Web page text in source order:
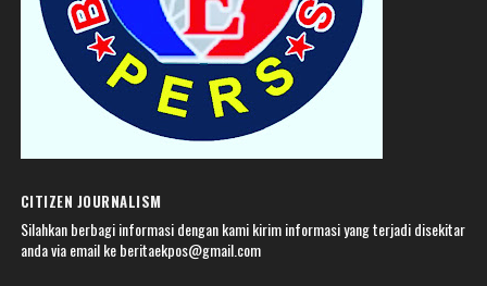
CITIZEN JOURNALISM
Silahkan berbagi informasi dengan kami kirim informasi yang terjadi disekitar
anda via email ke beritaekpos@gmail.com